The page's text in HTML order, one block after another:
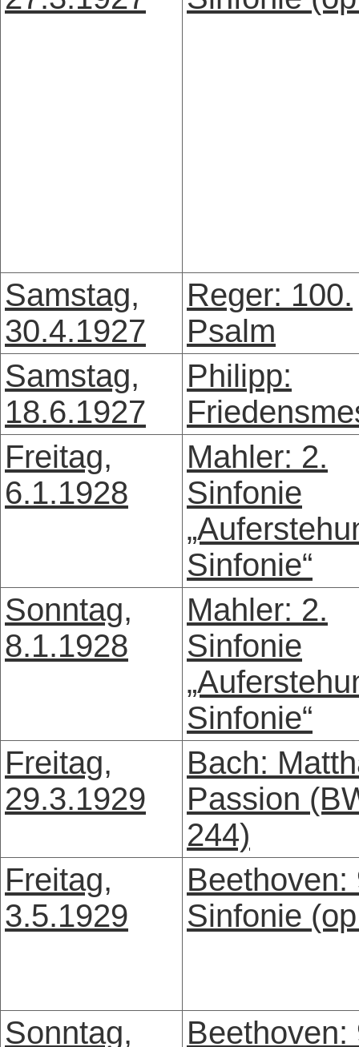
Samstag,
30.4.1927
Reger: 100.
Psalm
Samstag,
18.6.1927
Philipp:
Freitag,
6.1.1928
Mahler: 2.
Sinfonie
Sinfonie“
Sonntag,
8.1.1928
Mahler: 2.
Sinfonie
Sinfonie“
Freitag,
29.3.1929
Bach:
Passion
244)
Freitag,
3.5.1929
Beethoven:
Sinfonie
Sonntag, Beethoven: